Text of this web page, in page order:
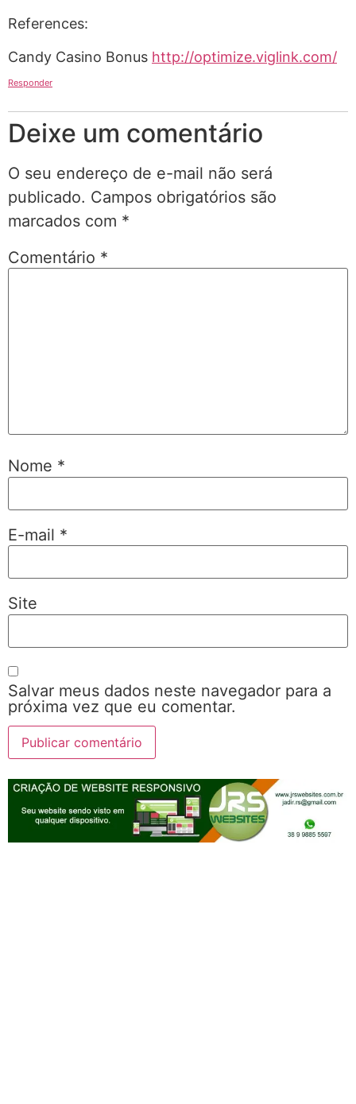
References:
Candy Casino Bonus http://optimize.viglink.com/
Responder
Deixe um comentário
O seu endereço de e-mail não será
publicado. Campos obrigatórios são
marcados com *
Comentário *
Nome *
E-mail *
Site
Salvar meus dados neste navegador para a
próxima vez que eu comentar.